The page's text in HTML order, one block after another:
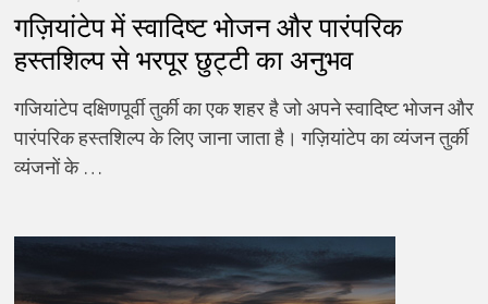
गज़ियांटेप में स्वादिष्ट भोजन और पारंपरिक
हस्तशिल्प से भरपूर छुट्टी का अनुभव
गजियांटेप दक्षिणपूर्वी तुर्की का एक शहर है जो अपने स्वादिष्ट भोजन और
पारंपरिक हस्तशिल्प के लिए जाना जाता है। गज़ियांटेप का व्यंजन तुर्की
व्यंजनों के …